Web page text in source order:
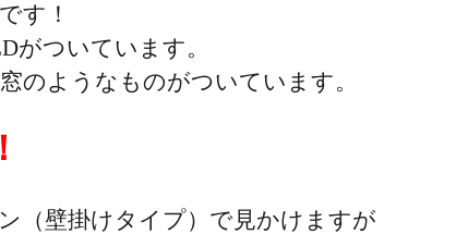
す！
がついています。
のようなものがついています。
（壁掛けタイプ）で見かけますが